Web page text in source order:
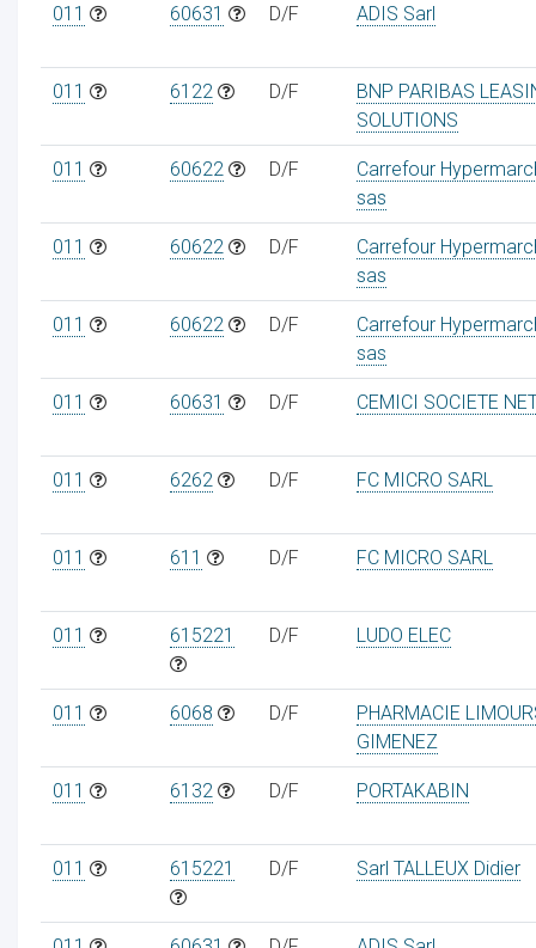
011 60631 D/F ADIS Sarl
011 6122 D/F
BNP PARIBAS
SOLUTIONS
011 60622 D/F
Carrefour
sas
011 60622 D/F
Carrefour
sas
011 60622 D/F
Carrefour
sas
011 60631 D/F CEMICI SOCIETE
011 6262 D/F FC MICRO SARL
011 611 D/F FC MICRO SARL
011 615221 D/F LUDO ELEC
011 6068 D/F
PHARMACIE
GIMENEZ
011 6132 D/F PORTAKABIN
011 615221 D/F Sarl TALLEUX Didier